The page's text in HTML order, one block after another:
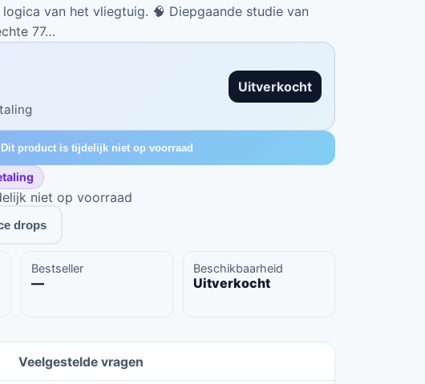
van het vliegtuig. 🧠 Diepgaande studie van
77…
Uitverkocht
Dit product is tijdelijk niet op voorraad
niet op voorraad
drops
Bestseller
—
Beschikbaarheid
Uitverkocht
Veelgestelde vragen